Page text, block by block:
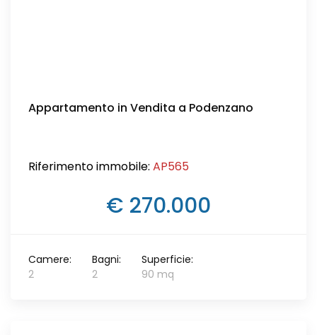
Appartamento in Vendita a Podenzano
Riferimento immobile: AP565
€ 270.000
Camere:
2
Bagni:
2
Superficie:
90 mq